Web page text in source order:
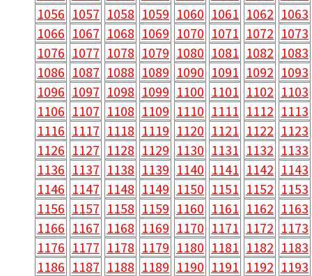
1056 1057 1058 1059 1060 1061 1062 1063
1066 1067 1068 1069 1070 1071 1072 1073
1076 1077 1078 1079 1080 1081 1082 1083
1086 1087 1088 1089 1090 1091 1092 1093
1096 1097 1098 1099 1100 1101 1102 1103
1106 1107 1108 1109 1110 1111 1112 1113
1116 1117 1118 1119 1120 1121 1122 1123
1126 1127 1128 1129 1130 1131 1132 1133
1136 1137 1138 1139 1140 1141 1142 1143
1146 1147 1148 1149 1150 1151 1152 1153
1156 1157 1158 1159 1160 1161 1162 1163
1166 1167 1168 1169 1170 1171 1172 1173
1176 1177 1178 1179 1180 1181 1182 1183
1186 1187 1188 1189 1190 1191 1192 1193